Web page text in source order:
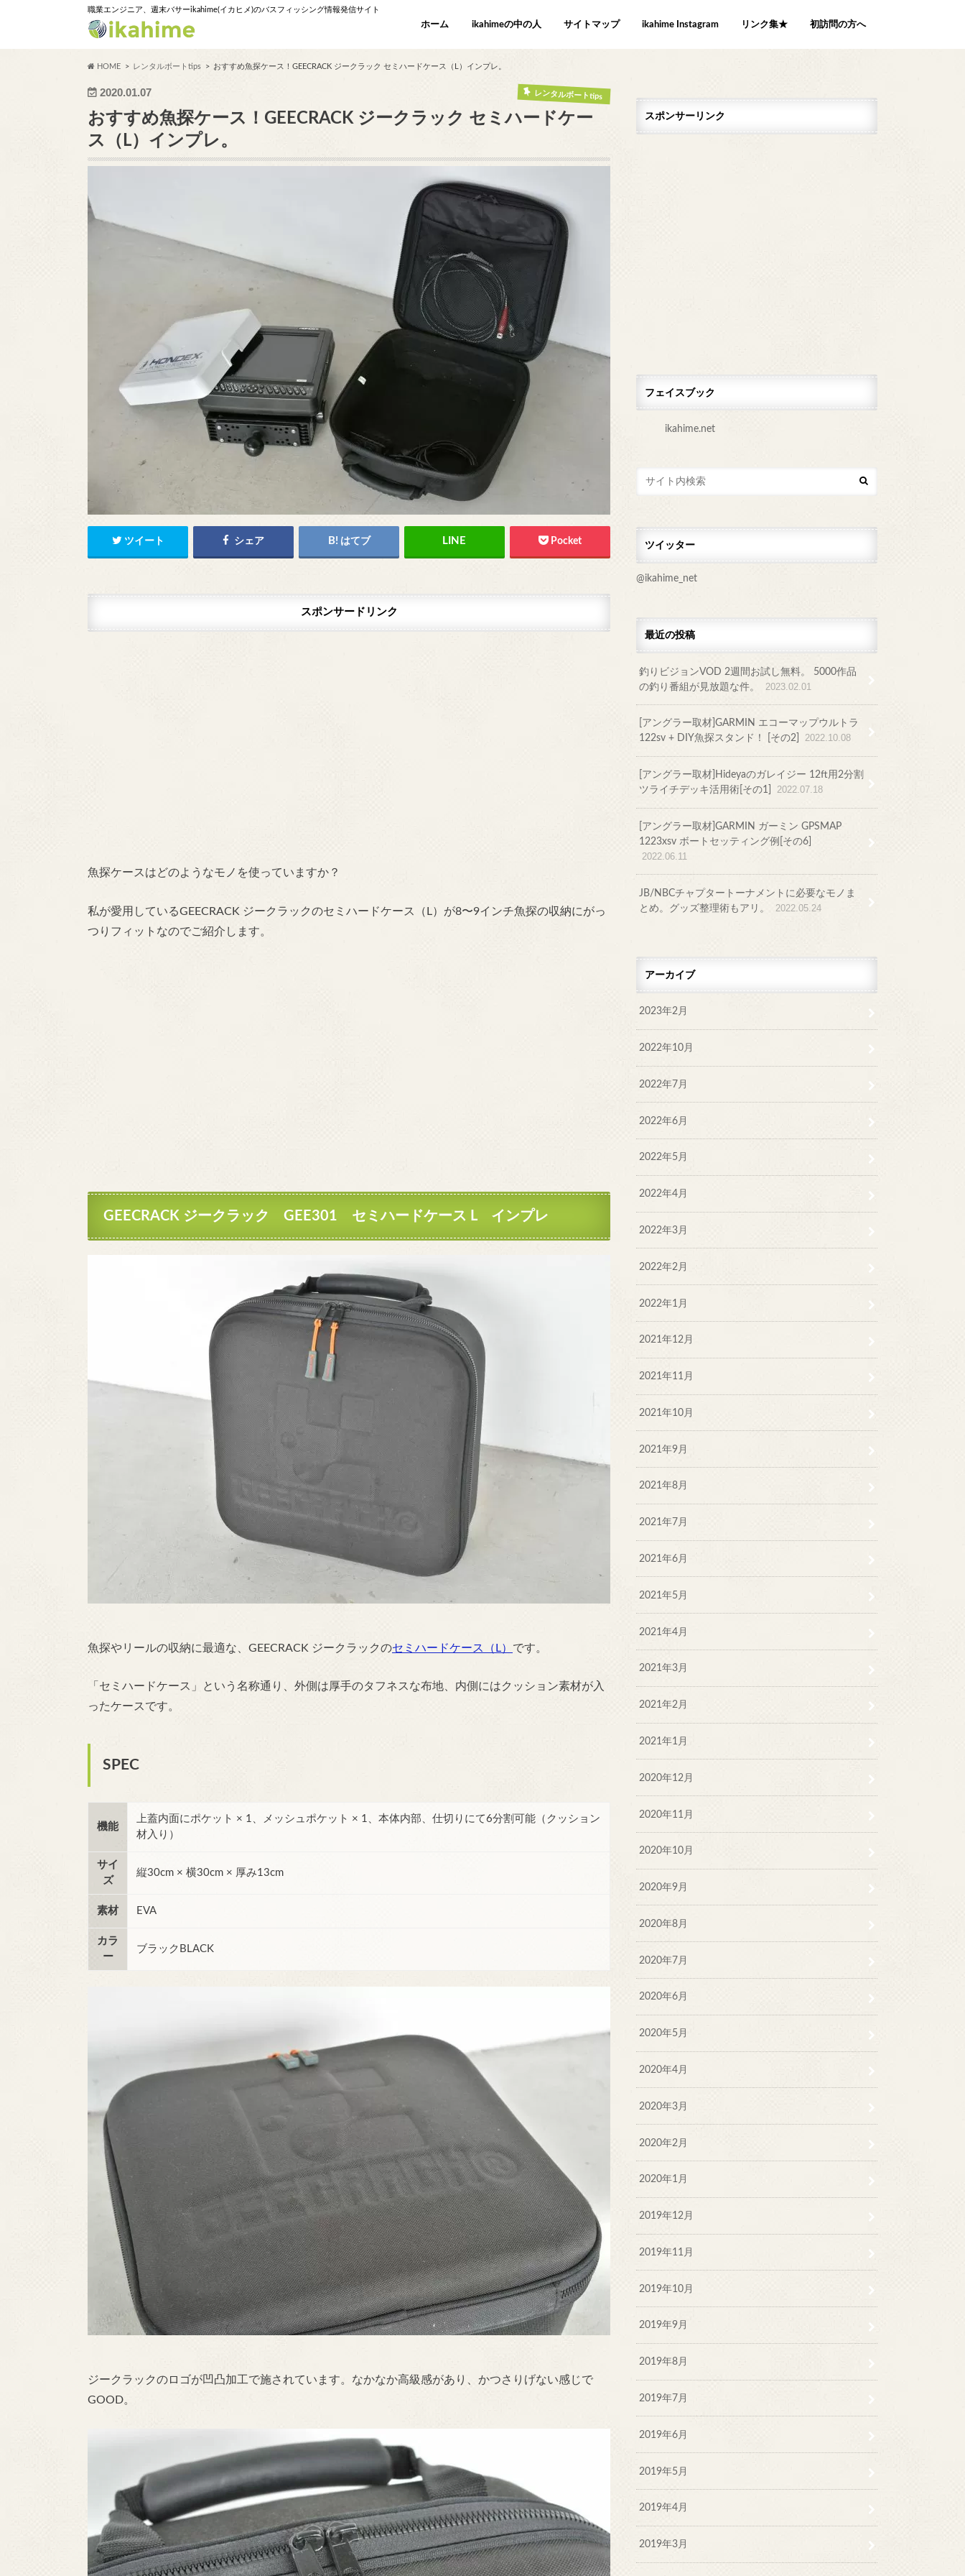
職業エンジニア、週末バサーikahime(イカヒメ)のバスフィッシング情報発信サイト
ホーム ikahimeの中の人 サイトマップ ikahime Instagram リンク集★ 初訪問の方へ
HOME レンタルボートtips おすすめ魚探ケース！GEECRACK ジークラック セミハードケース（L）インプレ。
2020.01.07 レンタルボートtips
おすすめ魚探ケース！GEECRACK ジークラック セミハードケー
ス（L）インプレ。
ツイート シェア はてブ Pocket
スポンサードリンク
魚探ケースはどのようなモノを使っていますか？
私が愛用しているGEECRACK ジークラックのセミハードケース（L）が8〜9インチ魚探の収納にがっ
つりフィットなのでご紹介します。
GEECRACK ジークラック GEE301 セミハードケース L インプレ
魚探やリールの収納に最適な、GEECRACK ジークラックのセミハードケース（L） です。
「セミハードケース」という名称通り、外側は厚手のタフネスな布地、内側にはクッション素材が入
ったケースです。
SPEC
機能
上蓋内面にポケット × 1、メッシュポケット × 1、本体内部、仕切りにて6分割可能（クッション
材入り）
サイ
ズ
縦30cm × 横30cm × 厚み13cm
素材 EVA
カラ
ー
ブラックBLACK
ジークラックのロゴが凹凸加工で施されています。なかなか高級感があり、かつさりげない感じで
GOOD。
スポンサーリンク
フェイスブック
ikahime.net
ツイッター
@ikahime_net
最近の投稿
釣りビジョンVOD 2週間お試し無料。 5000作品
の釣り番組が見放題な件。
2023.02.01
[アングラー取材]GARMIN エコーマップウルトラ
122sv + DIY魚探スタンド！ [その2]
2022.10.08
[アングラー取材]Hideyaのガレイジー 12ft用2分割
ツライチデッキ活用術[その1]
2022.07.18
[アングラー取材]GARMIN ガーミン GPSMAP
1223xsv ボートセッティング例[その6]
2022.06.11
JB/NBCチャプタートーナメントに必要なモノま
とめ。グッズ整理術もアリ。
2022.05.24
アーカイブ
2023年2月
2022年10月
2022年7月
2022年6月
2022年5月
2022年4月
2022年3月
2022年2月
2022年1月
2021年12月
2021年11月
2021年10月
2021年9月
2021年8月
2021年7月
2021年6月
2021年5月
2021年4月
2021年3月
2021年2月
2021年1月
2020年12月
2020年11月
2020年10月
2020年9月
2020年8月
2020年7月
2020年6月
2020年5月
2020年4月
2020年3月
2020年2月
2020年1月
2019年12月
2019年11月
2019年10月
2019年9月
2019年8月
2019年7月
2019年6月
2019年5月
2019年4月
2019年3月